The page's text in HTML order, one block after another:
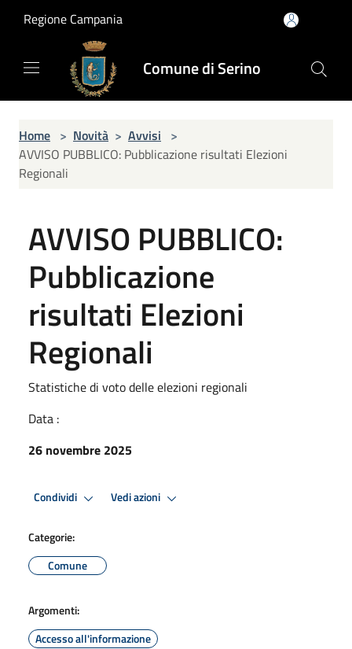
Regione Campania
Comune di Serino
Home > Novità > Avvisi >
AVVISO PUBBLICO: Pubblicazione risultati Elezioni
Regionali
AVVISO PUBBLICO:
Pubblicazione
risultati Elezioni
Regionali
Statistiche di voto delle elezioni regionali
Data :
26 novembre 2025
Condividi Vedi azioni
Categorie:
Comune
Argomenti:
Accesso all'informazione